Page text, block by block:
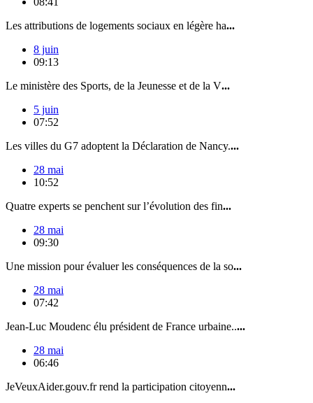
Les attributions de logements sociaux en légère ha...
8 juin
09:13
Le ministère des Sports, de la Jeunesse et de la V...
5 juin
07:52
Les villes du G7 adoptent la Déclaration de Nancy....
28 mai
10:52
Quatre experts se penchent sur l’évolution des fin...
28 mai
09:30
Une mission pour évaluer les conséquences de la so...
28 mai
07:42
Jean-Luc Moudenc élu président de France urbaine.....
28 mai
06:46
JeVeuxAider.gouv.fr rend la participation citoyenn...